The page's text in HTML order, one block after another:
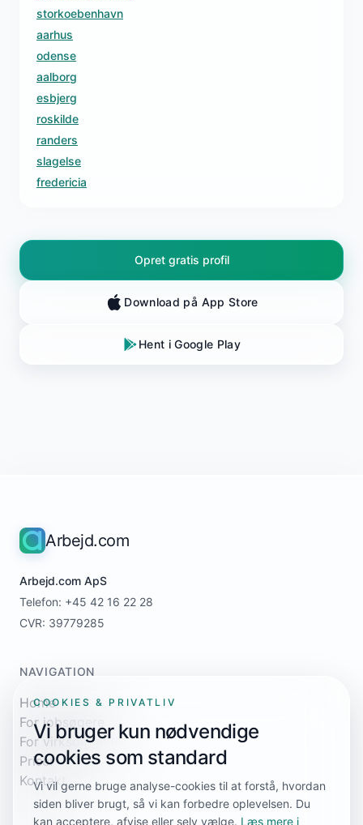
storkoebenhavn
aarhus
odense
aalborg
esbjerg
roskilde
randers
slagelse
fredericia
Opret gratis profil
Download på App Store
Hent i Google Play
Arbejd.com
Arbejd.com ApS
Telefon: +45 42 16 22 28
CVR: 39779285
NAVIGATION
Home
For jobsøgere
For virksomheder
Priser
Kontakt
COOKIES & PRIVATLIV
Vi bruger kun nødvendige
cookies som standard
Vi vil gerne bruge analyse-cookies til at forstå, hvordan
siden bliver brugt, så vi kan forbedre oplevelsen. Du
kan acceptere, afvise eller selv vælge. Læs mere i